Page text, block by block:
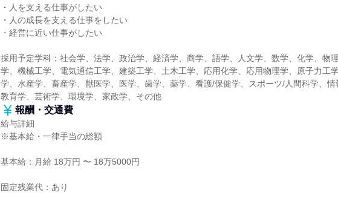
・人を支える仕事がしたい
・人の成長を支える仕事をしたい
・経営に近い仕事がしたい
採用予定学科：社会学、法学、政治学、経済学、商学、語学、人文学、数学、化学、物
学、機械工学、電気通信工学、建築工学、土木工学、応用化学、応用物理学、原子力工
学、水産学、畜産学、獣医学、医学、歯学、薬学、看護/保健学、スポーツ/人間科学、情
教育学、芸術学、環境学、家政学、その他
報酬・交通費
給与詳細
※基本給・一律手当の総額
基本給：月給 18万円 〜 18万5000円
固定残業代：あり